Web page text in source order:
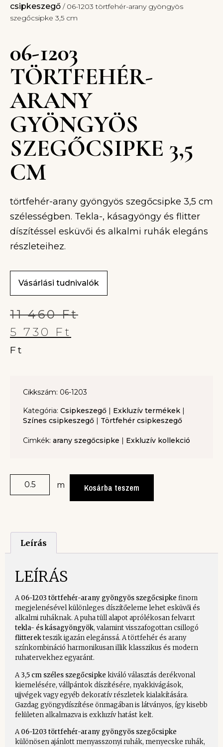
csipkeszegő / 06-1203 törtfehér-arany gyöngyös
szegőcsipke 3,5 cm
06-1203
TÖRTFEHÉR-
ARANY
GYÖNGYÖS
SZEGŐCSIPKE 3,5
CM
törtfehér-arany gyöngyös szegőcsipke 3,5 cm
szélességben. Tekla-, kásagyöngy és flitter
díszítéssel esküvői és alkalmi ruhák elegáns
részleteihez.
Vásárlási tudnivalók
11 460Ft
5 730 Ft
Ft
Cikkszám: 06-1203
Kategória: Csipkeszegő | Exkluzív termékek |
Színes csipkeszegő | Törtfehér csipkeszegő
Cimkék: arany szegőcsipke | Exkluzív kollekció
m Kosárba teszem
Leírás
LEÍRÁS
A06-1203 törtfehér-arany gyöngyös szegőcsipke finom
megjelenésével különleges díszítőeleme lehet esküvői és
alkalmi ruháknak. A puha tüll alapot aprólékosan felvarrt
tekla- és kásagyöngyök, valamint visszafogottan csillogó
flitterekteszik igazán elegánssá. A törtfehér és arany
színkombináció harmonikusan illik klasszikus és modern
ruhatervekhez egyaránt.
A3,5 cm széles szegőcsipke kiváló választás derékvonal
kiemelésére, vállpántok díszítésére, nyakkivágások,
ujjvégek vagy egyéb dekoratív részletek kialakítására.
Gazdag gyöngydíszítése önmagában is látványos, így kisebb
felületen alkalmazva is exkluzív hatást kelt.
A06-1203 törtfehér-arany gyöngyös szegőcsipke
különösen ajánlott menyasszonyi ruhák, menyecske ruhák,